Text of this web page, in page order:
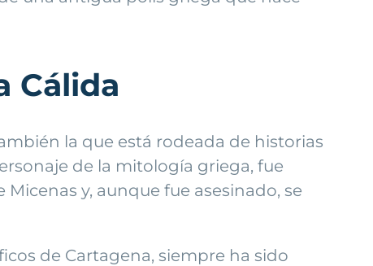
Cálida
la que está rodeada de historias
de la mitología griega, fue
y, aunque fue asesinado, se
de Cartagena, siempre ha sido